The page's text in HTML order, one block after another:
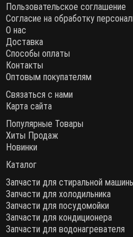
Пользовательское соглашение
Согласие на обработку
О нас
Доставка
Способы оплаты
Контакты
Оптовым покупателям
Связаться с нами
Карта сайта
Популярные Товары
Хиты Продаж
Новинки
Каталог
Запчасти для стиральной
Запчасти для холодильника
Запчасти для посудомойки
Запчасти для кондиционера
Запчасти для водонагревателя